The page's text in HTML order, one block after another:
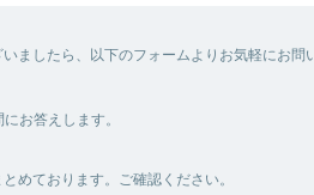
ましたら、以下のフォームよりお気軽にお問
お答えします。
とめております。ご確認ください。